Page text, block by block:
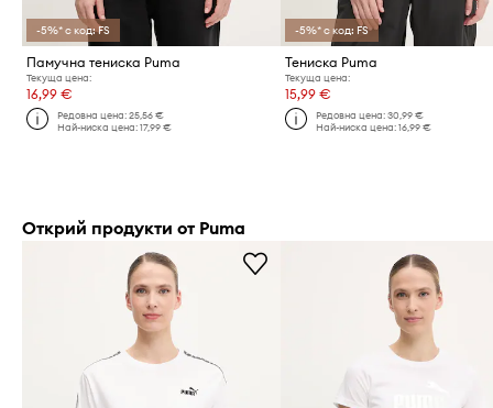
-5%* с код: FS
Памучна тениска Puma
Текуща цена:
16,99 €
Редовна цена:25,56 €
Най-ниска цена:17,99 €
-5%* с код: FS
Тениска Puma
Текуща цена:
15,99 €
Редовна цена: 30,99 €
Най-ниска цена: 16,99 €
Открий продукти от Puma